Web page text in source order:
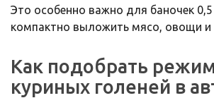
Это особенно важно для баночек
компактно выложить мясо, овощи и
Как подобрать
куриных голеней в